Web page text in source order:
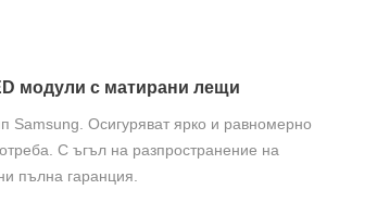
модули с матирани лещи
Samsung. Осигуряват ярко и равномерно
С ъгъл на разпространение на
пълна гаранция.